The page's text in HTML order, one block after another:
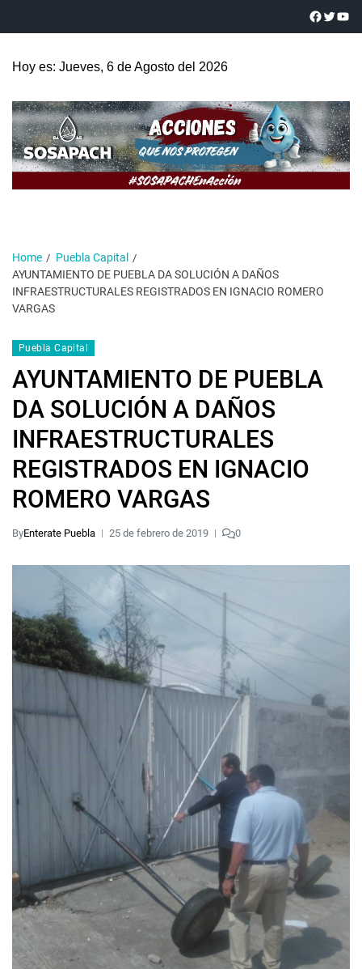
Hoy es: Jueves, 6 de Agosto del 2026
Home
Puebla Capital
AYUNTAMIENTO DE PUEBLA DA SOLUCIÓN A DAÑOS
INFRAESTRUCTURALES REGISTRADOS EN IGNACIO ROMERO
VARGAS
Puebla Capital
AYUNTAMIENTO DE PUEBLA
DA SOLUCIÓN A DAÑOS
INFRAESTRUCTURALES
REGISTRADOS EN IGNACIO
ROMERO VARGAS
ByEnterate Puebla 25 de febrero de 2019 0